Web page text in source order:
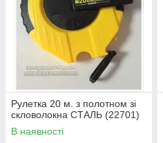
Рулетка 20 м. з полотном зі
скловолокна СТАЛЬ (22701)
В наявності